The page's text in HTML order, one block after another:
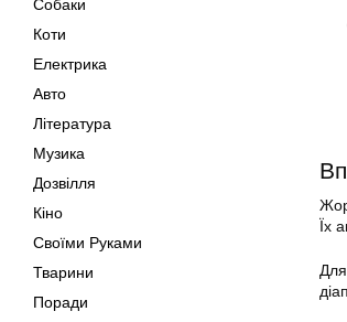
Собаки
Коти
Електрика
Авто
Література
Музика
Дозвілля
Кіно
Своїми Руками
Тварини
Поради
Їх